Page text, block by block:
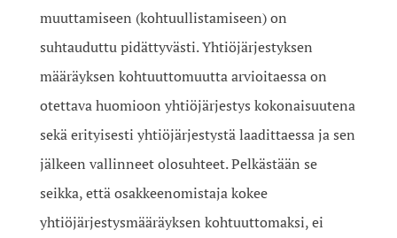
muuttamiseen (kohtuullistamiseen) on
suhtauduttu pidättyvästi. Yhtiöjärjestyksen
määräyksen kohtuuttomuutta arvioitaessa on
otettava huomioon yhtiöjärjestys kokonaisuutena
sekä erityisesti yhtiöjärjestystä laadittaessa ja sen
jälkeen vallinneet olosuhteet. Pelkästään se
seikka, että osakkeenomistaja kokee
yhtiöjärjestysmääräyksen kohtuuttomaksi, ei